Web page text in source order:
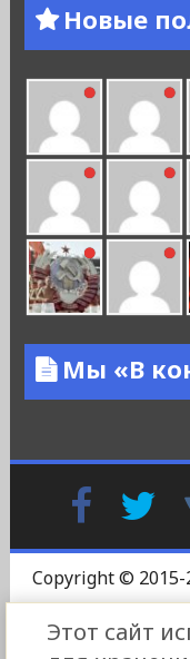
Новые
Мы «В
Copyright © 2015-
DS-DESIGN -
Этот сайт